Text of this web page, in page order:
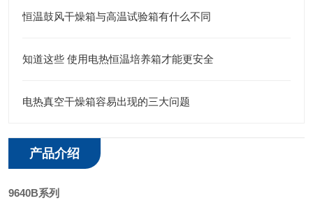
恒温鼓风干燥箱与高温试验箱有什么不同
知道这些 使用电热恒温培养箱才能更安全
电热真空干燥箱容易出现的三大问题
产品介绍
9640B系列